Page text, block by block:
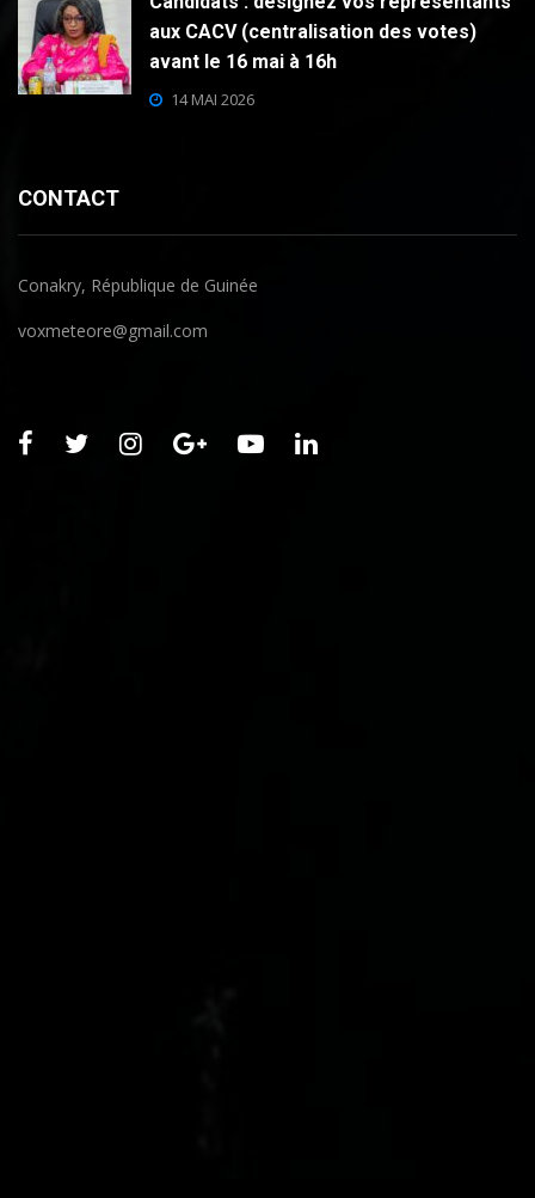
aux CACV (centralisation des votes)
avant le 16 mai à 16h
14 MAI 2026
CONTACT
Conakry, République de Guinée
voxmeteore@gmail.com